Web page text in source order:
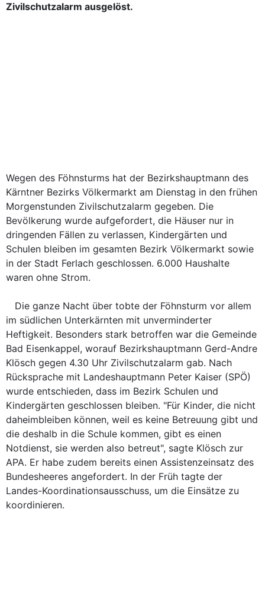
Zivilschutzalarm ausgelöst.
Wegen des Föhnsturms hat der Bezirkshauptmann des
Kärntner Bezirks Völkermarkt am Dienstag in den frühen
Morgenstunden Zivilschutzalarm gegeben. Die
Bevölkerung wurde aufgefordert, die Häuser nur in
dringenden Fällen zu verlassen, Kindergärten und
Schulen bleiben im gesamten Bezirk Völkermarkt sowie
in der Stadt Ferlach geschlossen. 6.000 Haushalte
waren ohne Strom.
Die ganze Nacht über tobte der Föhnsturm vor allem
im südlichen Unterkärnten mit unverminderter
Heftigkeit. Besonders stark betroffen war die Gemeinde
Bad Eisenkappel, worauf Bezirkshauptmann Gerd-Andre
Klösch gegen 4.30 Uhr Zivilschutzalarm gab. Nach
Rücksprache mit Landeshauptmann Peter Kaiser (SPÖ)
wurde entschieden, dass im Bezirk Schulen und
Kindergärten geschlossen bleiben. "Für Kinder, die nicht
daheimbleiben können, weil es keine Betreuung gibt und
die deshalb in die Schule kommen, gibt es einen
Notdienst, sie werden also betreut", sagte Klösch zur
APA. Er habe zudem bereits einen Assistenzeinsatz des
Bundesheeres angefordert. In der Früh tagte der
Landes-Koordinationsausschuss, um die Einsätze zu
koordinieren.